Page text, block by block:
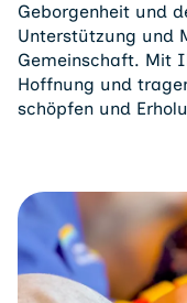
Geborgenheit und
Unterstützung und
Gemeinschaft. Mit
Hoffnung und
schöpfen und